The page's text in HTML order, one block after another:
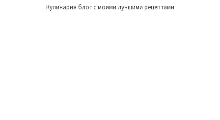
Кулинария блог с моими лучшими рецептами